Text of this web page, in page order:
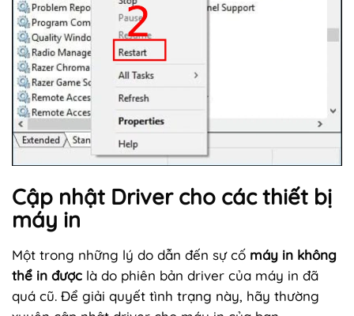
Cập nhật Driver cho các thiết bị
máy in
Một trong những lý do dẫn đến sự cố máy in không
thể in được là do phiên bản driver của máy in đã
quá cũ. Để giải quyết tình trạng này, hãy thường